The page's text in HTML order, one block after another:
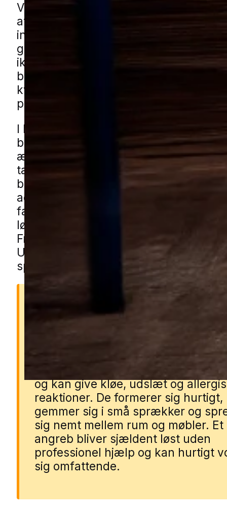
Væggelus er et skadedyr, som kan
at komme helt af med uden en
indsats. De spreder sig let mellem
give et langvarigt problem, hvis
ikke bliver planlagt rigtigt fra start. I
både tættere boligområder og mere
kvarterer er det vigtigt at reagere
problemet ikke får lov at udvikle sig
I Frederikssund kan udfordringen
blandede boligområder med både nye
ældre huse, i områder med
tættere bebyggelse nær midtbyen.
bor forholdsvis tæt, og der samtidig
adgangsveje, gårdmiljøer eller mindre
fællesarealer, kan det kræve en
løsning. Du kan få væggelushjælp i
Frederikssund gennem vores lokale
Udfyld formularen, så forbinder vi dig
specialist fra nærområdet.
Derfor er væggelus et
problem
Væggelus bider mennesker om
og kan give kløe, udslæt og
reaktioner. De formerer sig hurtigt,
gemmer sig i små sprækker og
sig nemt mellem rum og møbler. Et
angreb bliver sjældent løst uden
professionel hjælp og kan hurtigt
sig omfattende.